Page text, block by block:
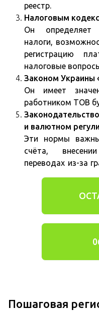
реестр.
Налоговым
Он определяет
налоги,
регистрацию
налоговые
Законом Украины
Он имеет
работником ТОВ
и валютном
Эти нормы
счёта,
переводах из-за
Пошаговая